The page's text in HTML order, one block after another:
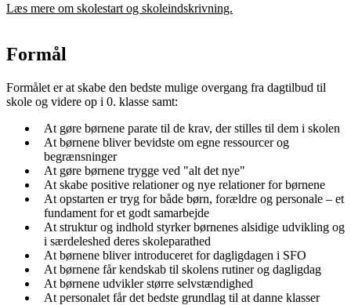
Læs mere om skolestart og skoleindskrivning.
Formål
Formålet er at skabe den bedste mulige overgang fra dagtilbud til
skole og videre op i 0. klasse samt:
At gøre børnene parate til de krav, der stilles til dem i skolen
At børnene bliver bevidste om egne ressourcer og
begrænsninger
At gøre børnene trygge ved "alt det nye"
At skabe positive relationer og nye relationer for børnene
At opstarten er tryg for både børn, forældre og personale – et
fundament for et godt samarbejde
At struktur og indhold styrker børnenes alsidige udvikling og
i særdeleshed deres skoleparathed
At børnene bliver introduceret for dagligdagen i SFO
At børnene får kendskab til skolens rutiner og dagligdag
At børnene udvikler større selvstændighed
At personalet får det bedste grundlag til at danne klasser